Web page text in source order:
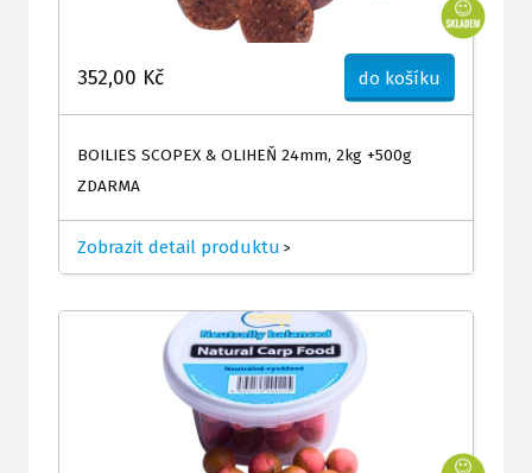
352,00 Kč do košíku
BOILIES SCOPEX & OLIHEŇ 24mm, 2kg +500g
ZDARMA
Zobrazit detail produktu >